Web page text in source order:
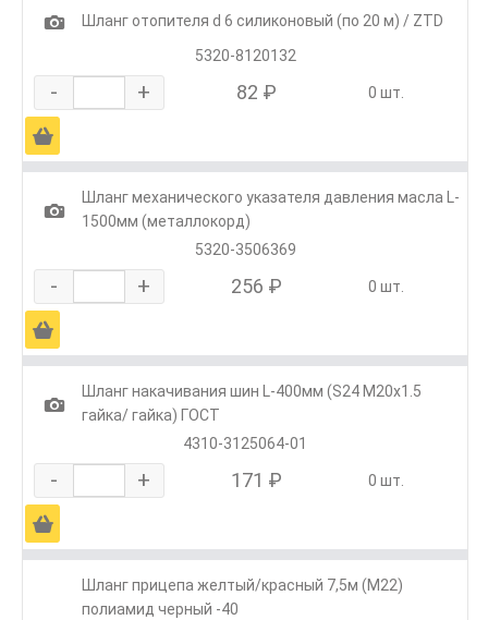
1
Шланг отопителя d 6 силиконовый (по 20 м) / ZTD
5320-8120132
- + 82 ₽ 0 шт.
Ä
1
Шланг механического указателя давления масла L-
1500мм (металлокорд)
5320-3506369
- + 256 ₽ 0 шт.
Ä
1
Шланг накачивания шин L-400мм (S24 М20х1.5
гайка/ гайка) ГОСТ
4310-3125064-01
- + 171 ₽ 0 шт.
Ä
Шланг прицепа желтый/красный 7,5м (М22)
полиамид черный -40